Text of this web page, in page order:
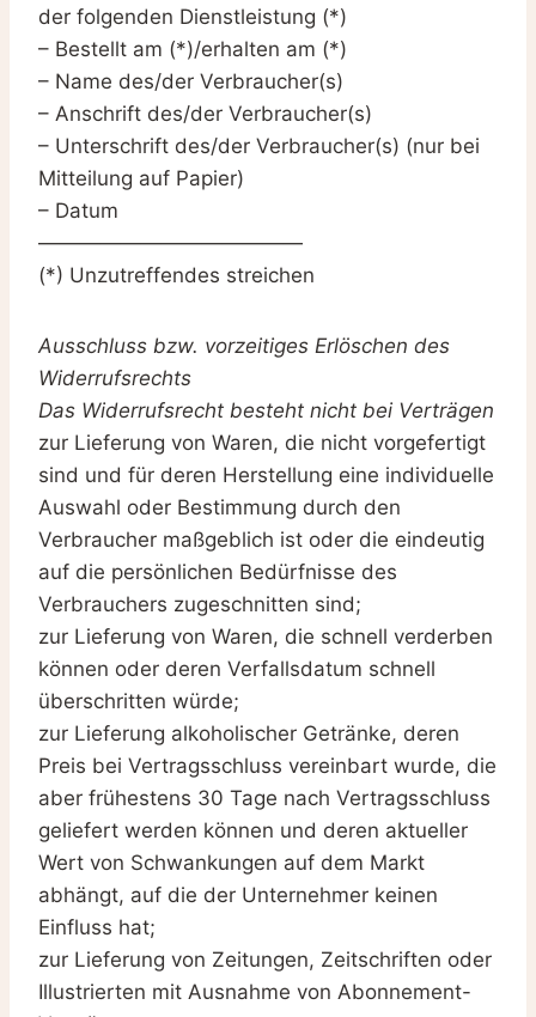
der folgenden Dienstleistung (*)
– Bestellt am (*)/erhalten am (*)
– Name des/der Verbraucher(s)
– Anschrift des/der Verbraucher(s)
– Unterschrift des/der Verbraucher(s) (nur bei
Mitteilung auf Papier)
– Datum
—————————————
(*) Unzutreffendes streichen
Ausschluss bzw. vorzeitiges Erlöschen des
Widerrufsrechts
Das Widerrufsrecht besteht nicht bei Verträgen
zur Lieferung von Waren, die nicht vorgefertigt
sind und für deren Herstellung eine individuelle
Auswahl oder Bestimmung durch den
Verbraucher maßgeblich ist oder die eindeutig
auf die persönlichen Bedürfnisse des
Verbrauchers zugeschnitten sind;
zur Lieferung von Waren, die schnell verderben
können oder deren Verfallsdatum schnell
überschritten würde;
zur Lieferung alkoholischer Getränke, deren
Preis bei Vertragsschluss vereinbart wurde, die
aber frühestens 30 Tage nach Vertragsschluss
geliefert werden können und deren aktueller
Wert von Schwankungen auf dem Markt
abhängt, auf die der Unternehmer keinen
Einfluss hat;
zur Lieferung von Zeitungen, Zeitschriften oder
Illustrierten mit Ausnahme von Abonnement-